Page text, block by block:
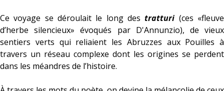
Ce voyage se déroulait le long destratturi (ces «fleuve
d’herbe silencieux» évoqués par D'Annunzio), de vieux
sentiers verts qui reliaient les Abruzzes aux Pouilles à
travers un réseau complexe dont les origines se perdent
dans les méandres de l’histoire.